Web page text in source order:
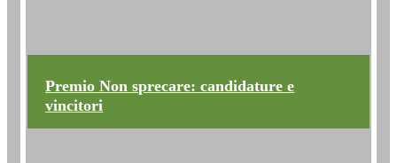
Premio Non sprecare: candidature e
vincitori